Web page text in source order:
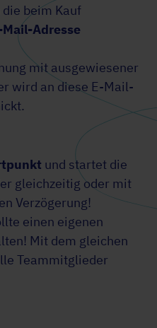
beim Kauf
Mail-Adresse
mit ausgewiesener
wird an diese E-Mail-
und startet die
gleichzeitig oder mit
Verzögerung!
einen eigenen
Mit dem gleichen
Teammitglieder